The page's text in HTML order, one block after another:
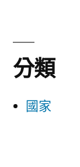
分類
國家